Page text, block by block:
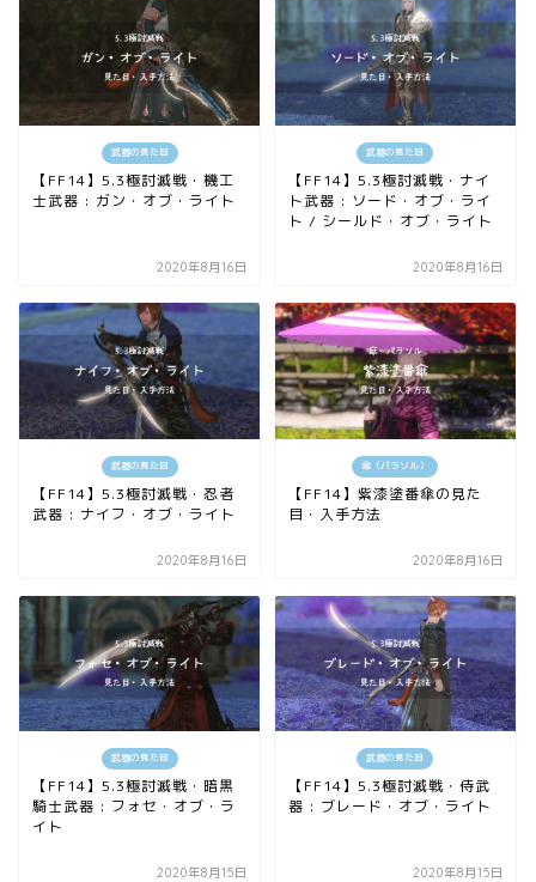
武器の見た目
【FF14】5.3極討滅戦・機工
士武器 : ガン・オブ・ライト
2020年8月16日
武器の見た目
【FF14】5.3極討滅戦・ナイ
ト武器 : ソード・オブ・ライ
ト / シールド・オブ・ライト
2020年8月16日
武器の見た目
【FF14】5.3極討滅戦・忍者
武器 : ナイフ・オブ・ライト
2020年8月16日
傘（パラソル）
【FF14】紫漆塗番傘の見た
目・入手方法
2020年8月16日
武器の見た目
【FF14】5.3極討滅戦・暗黒
騎士武器 : フォセ・オブ・ラ
イト
2020年8月15日
武器の見た目
【FF14】5.3極討滅戦・侍武
器 : ブレード・オブ・ライト
2020年8月15日